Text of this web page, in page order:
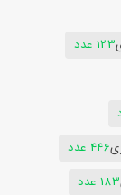
123 عدد
446 عدد
183 عدد